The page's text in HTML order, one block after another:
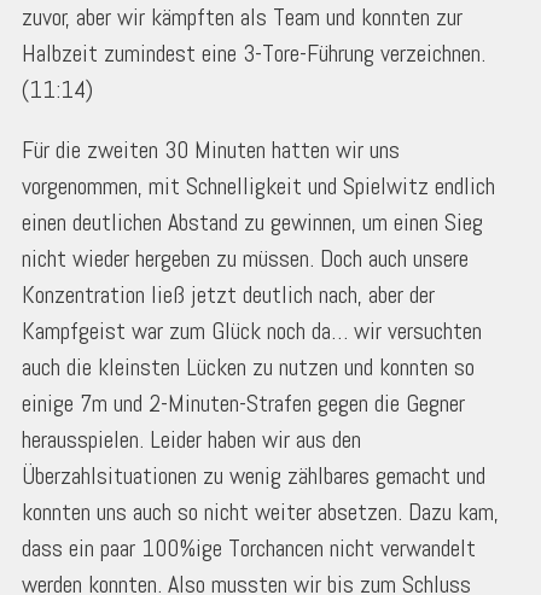
zuvor, aber wir kämpften als Team und konnten zur
Halbzeit zumindest eine 3-Tore-Führung verzeichnen.
(11:14)
Für die zweiten 30 Minuten hatten wir uns
vorgenommen, mit Schnelligkeit und Spielwitz endlich
einen deutlichen Abstand zu gewinnen, um einen Sieg
nicht wieder hergeben zu müssen. Doch auch unsere
Konzentration ließ jetzt deutlich nach, aber der
Kampfgeist war zum Glück noch da… wir versuchten
auch die kleinsten Lücken zu nutzen und konnten so
einige 7m und 2-Minuten-Strafen gegen die Gegner
herausspielen. Leider haben wir aus den
Überzahlsituationen zu wenig zählbares gemacht und
konnten uns auch so nicht weiter absetzen. Dazu kam,
dass ein paar 100%ige Torchancen nicht verwandelt
werden konnten. Also mussten wir bis zum Schluss